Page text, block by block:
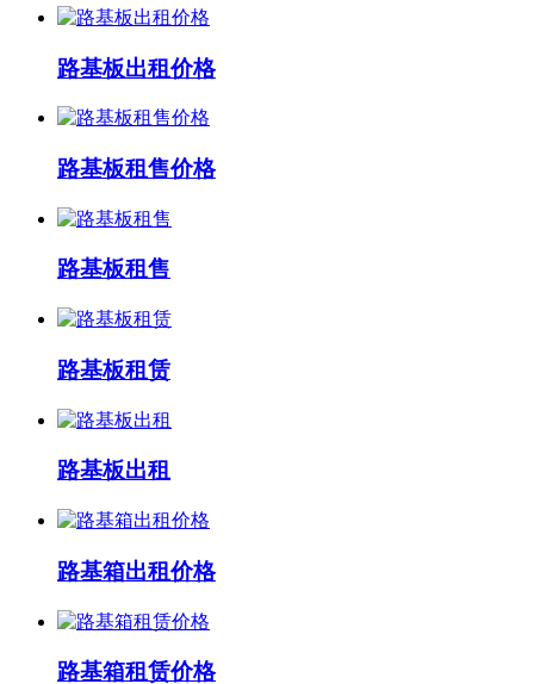
路基板出租价格
路基板租售价格
路基板租售
路基板租赁
路基板出租
路基箱出租价格
路基箱租赁价格